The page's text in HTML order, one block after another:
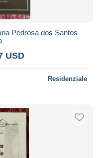
Pedrosa dos Santos
USD
Residenziale